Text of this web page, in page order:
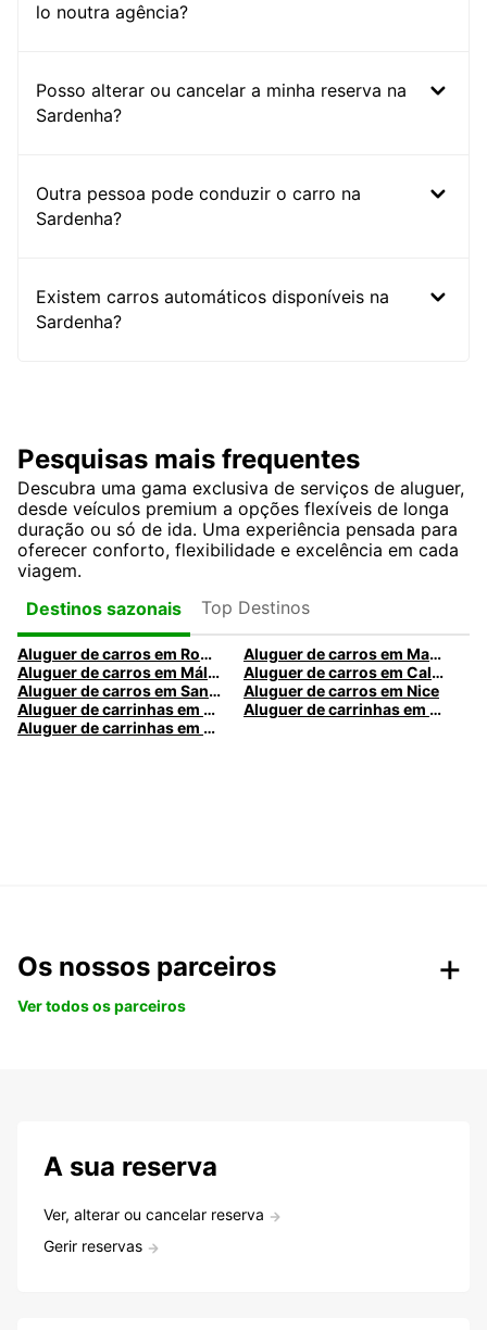
lo noutra agência?
Posso alterar ou cancelar a minha reserva na
Sardenha?
Outra pessoa pode conduzir o carro na
Sardenha?
Existem carros automáticos disponíveis na
Sardenha?
Pesquisas mais frequentes
Descubra uma gama exclusiva de serviços de aluguer,
desde veículos premium a opções flexíveis de longa
duração ou só de ida. Uma experiência pensada para
oferecer conforto, flexibilidade e excelência em cada
viagem.
Destinos sazonais
Top Destinos
Aluguer de carros em Roma
Aluguer de carros em Madrid
Aluguer de carros em Málaga
Aluguer de carros em Caldas da Rainha
Aluguer de carros em Santa Maria da Feira
Aluguer de carros em Nice
Aluguer de carrinhas em Nice
Aluguer de carrinhas em Santa Maria da Feira
Aluguer de carrinhas em Caldas da Rainha
Os nossos parceiros
Ver todos os parceiros
A sua reserva
Ver, alterar ou cancelar reserva
Gerir reservas